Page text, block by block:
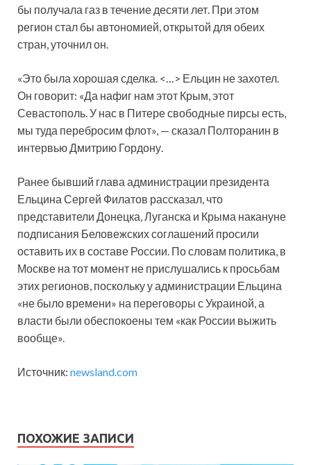
бы получала газ в течение десяти лет. При этом
регион стал бы автономией, открытой для обеих
стран, уточнил он.
«Это была хорошая сделка. <…> Ельцин не захотел.
Он говорит: «Да нафиг нам этот Крым, этот
Севастополь. У нас в Питере свободные пирсы есть,
мы туда перебросим флот», — сказал Полторанин в
интервью Дмитрию Гордону.
Ранее бывший глава администрации президента
Ельцина Сергей Филатов рассказал, что
представители Донецка, Луганска и Крыма накануне
подписания Беловежских соглашений просили
оставить их в составе России. По словам политика, в
Москве на тот момент не прислушались к просьбам
этих регионов, поскольку у администрации Ельцина
«не было времени» на переговоры с Украиной, а
власти были обеспокоены тем «как России выжить
вообще».
Источник: newsland.com
ПОХОЖИЕ ЗАПИСИ